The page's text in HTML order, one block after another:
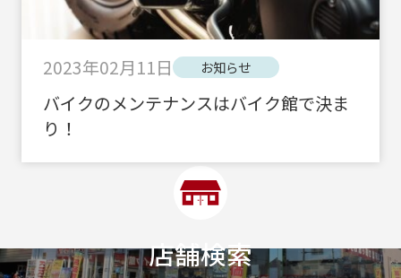
2023年02月11日 お知らせ
バイクのメンテナンスはバイク館で決ま
り！
店舗検索